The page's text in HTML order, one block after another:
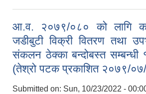
आ.व. २०७९/०८० को लागि
जडीबुटी विक्री वितरण तथा
संकलन ठेक्का बन्दोबस्त सम्बन्धी
(तेश्रो पटक प्रकाशित २०७९/
Submitted on: Sun, 10/23/2022 -